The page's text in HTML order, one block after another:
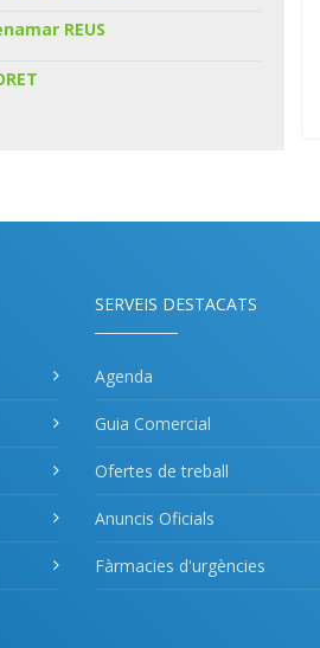
REUS
SERVEIS DESTACATS
Agenda
Guia Comercial
Ofertes de treball
Anuncis Oficials
Fàrmacies d'urgències